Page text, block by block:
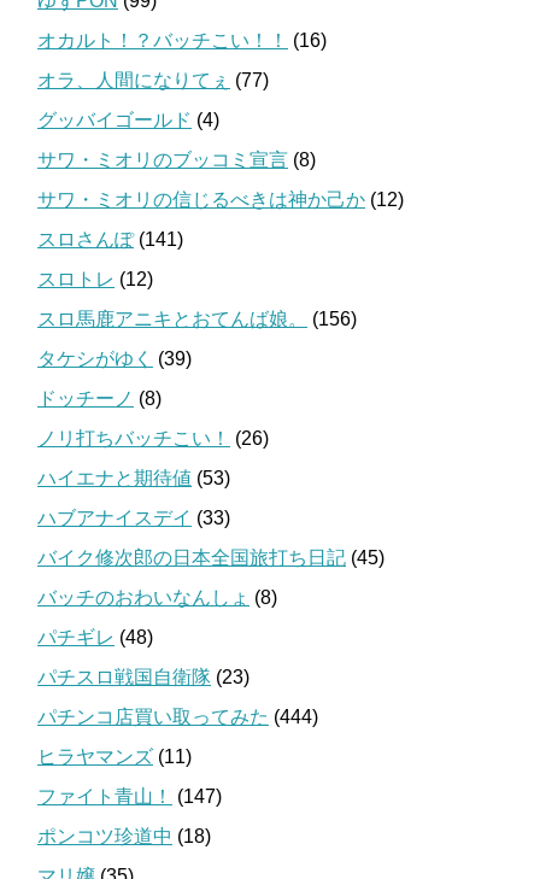
オカルト！？バッチこい！！
(16)
オラ、人間になりてぇ (77)
グッバイゴールド (4)
サワ・ミオリのブッコミ宣言 (8)
サワ・ミオリの信じるべきは神か己か (12)
スロさんぽ(141)
スロトレ (12)
スロ馬鹿アニキとおてんば娘。
(156)
タケシがゆく
(39)
ドッチーノ (8)
ノリ打ちバッチこい！
(26)
ハイエナと期待値 (53)
ハブアナイスデイ (33)
バイク修次郎の日本全国旅打ち日記 (45)
バッチのおわいなんしょ (8)
パチギレ (48)
パチスロ戦国自衛隊 (23)
パチンコ店買い取ってみた (444)
ヒラヤマンズ (11)
ファイト青山！
(147)
ポンコツ珍道中 (18)